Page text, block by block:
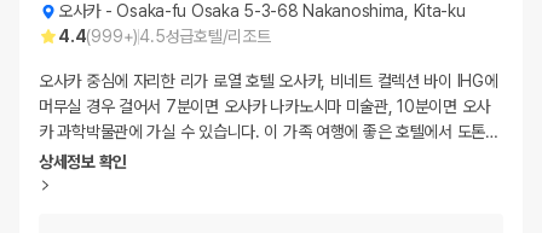
오사카-Osaka-fu Osaka 5-3-68 Nakanoshima, Kita-ku
4.4(999+)4.5성급호텔/리조트
오사카 중심에 자리한 리가 로열 호텔 오사카, 비네트 컬렉션 바이 IHG에
머무실 경우 걸어서 7분이면 오사카 나카노시마 미술관, 10분이면 오사
카 과학박물관에 가실 수 있습니다. 이 가족 여행에 좋은 호텔에서 도톤…
상세정보 확인